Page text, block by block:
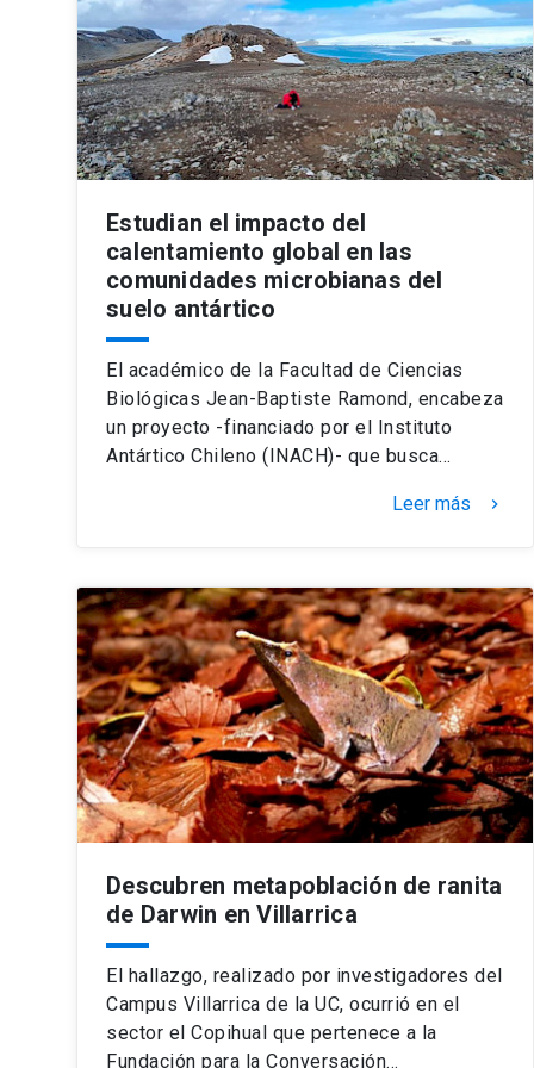
Estudian el impacto del
calentamiento global en las
comunidades microbianas del
suelo antártico
El académico de la Facultad de Ciencias
Biológicas Jean-Baptiste Ramond, encabeza
un proyecto -financiado por el Instituto
Antártico Chileno (INACH)- que busca…
Leer más keyboard_arrow_right
Descubren metapoblación de ranita
de Darwin en Villarrica
El hallazgo, realizado por investigadores del
Campus Villarrica de la UC, ocurrió en el
sector el Copihual que pertenece a la
Fundación para la Conversación…